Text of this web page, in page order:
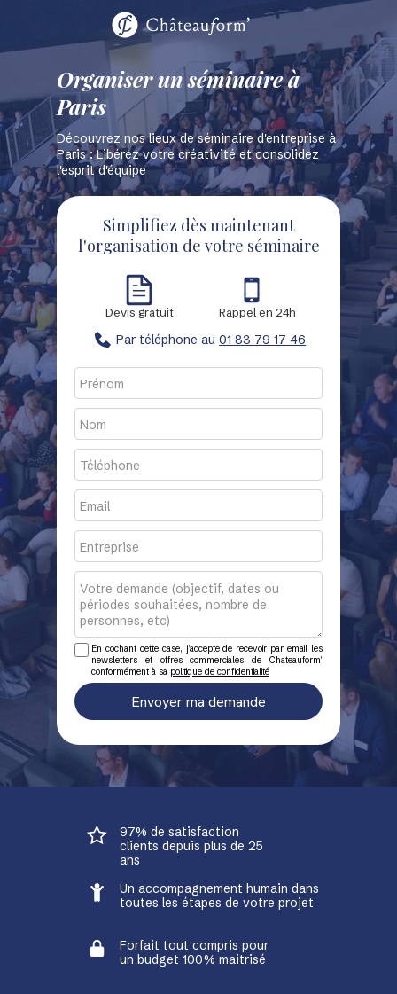
Découvrez nos lieux de séminaire d'entreprise à
Paris : Libérez votre créativité et consolidez
l'esprit d'équipe
Organiser un séminaire à
Paris
En cochant cette case, j’accepte de recevoir par email les
newsletters et offres commerciales de Chateauform’
conformément à sa politique de confidentialité
Envoyer ma demande
Devis gratuit Rappel en 24h
Simplifiez dès maintenant
l'organisation de votre séminaire
Par téléphone au01 83 79 17 46
97% de satisfaction
clients depuis plus de 25
ans
Un accompagnement humain dans
toutes les étapes de votre projet
Forfait tout compris pour
un budget 100% maitrisé